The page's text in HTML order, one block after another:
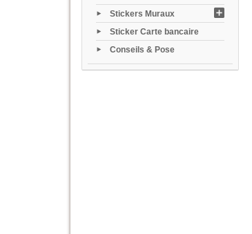
Stickers Muraux
Sticker Carte bancaire
Conseils & Pose